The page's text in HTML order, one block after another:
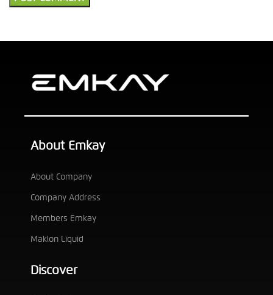
About Emkay
About Company
Company Address
Members Emkay
Maklon Liquid
Discover